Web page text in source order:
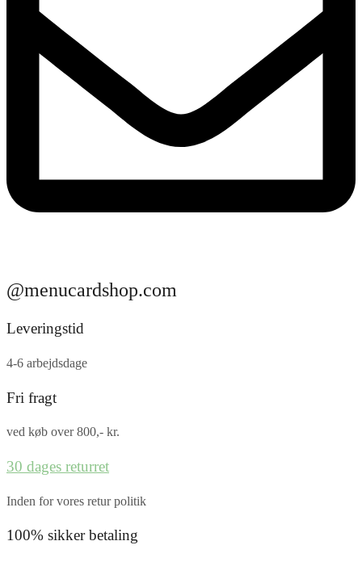
@menucardshop.com
Leveringstid
4-6 arbejdsdage
Fri fragt
ved køb over 800,- kr.
30 dages returret
Inden for vores retur politik
100% sikker betaling